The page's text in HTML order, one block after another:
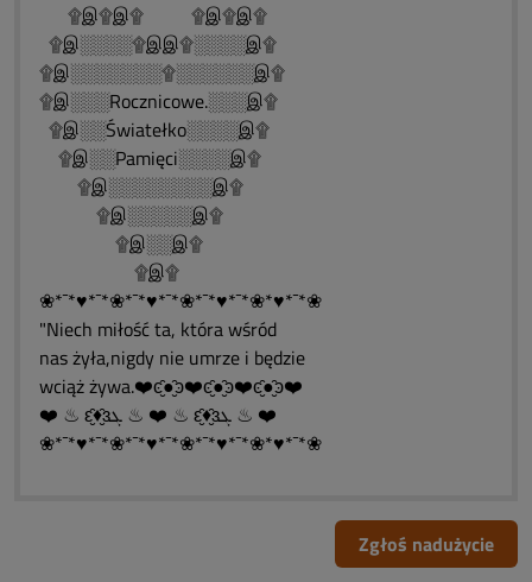
۩இ۩இ۩ ۩இ۩இ۩
۩இ░░░░۩இஇ۩░░░░இ۩
۩இ░░░░░░░۩░░░░░░இ۩
۩இ░░░Rocznicowe.░░░இ۩
۩இ░░Światełko░░░░இ۩
۩இ░░Pamięci░░░░இ۩
۩இ░░░░░░░░இ۩
۩இ░░░░░இ۩
۩இ░░இ۩
۩இ۩
❀*¯*♥*¯*❀*¯*♥*¯*❀*¯*♥*¯*❀*♥*¯*❀
"Niech miłość ta, która wśród
nas żyła,nigdy nie umrze i będzie
wciąż żywa.❤️ͼ̮̑●̮̑ͽ❤️ͼ̮̑●̮̑ͽ❤️ͼ̮̑●̮̑ͽ❤️
❤️ ♨ ԑ̮̑♦̮̑ɜܓ ♨ ❤️ ♨ ԑ̮̑♦̮̑ɜܓ ♨ ❤️
❀*¯*♥*¯*❀*¯*♥*¯*❀*¯*♥*¯*❀*♥*¯*❀
Zgłoś nadużycie